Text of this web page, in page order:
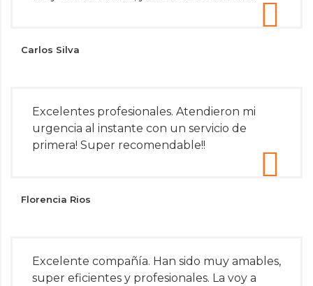
Carlos Silva
Excelentes profesionales. Atendieron mi
urgencia al instante con un servicio de
primera! Super recomendable!!
Florencia Rios
Excelente compañía. Han sido muy amables,
super eficientes y profesionales. La voy a